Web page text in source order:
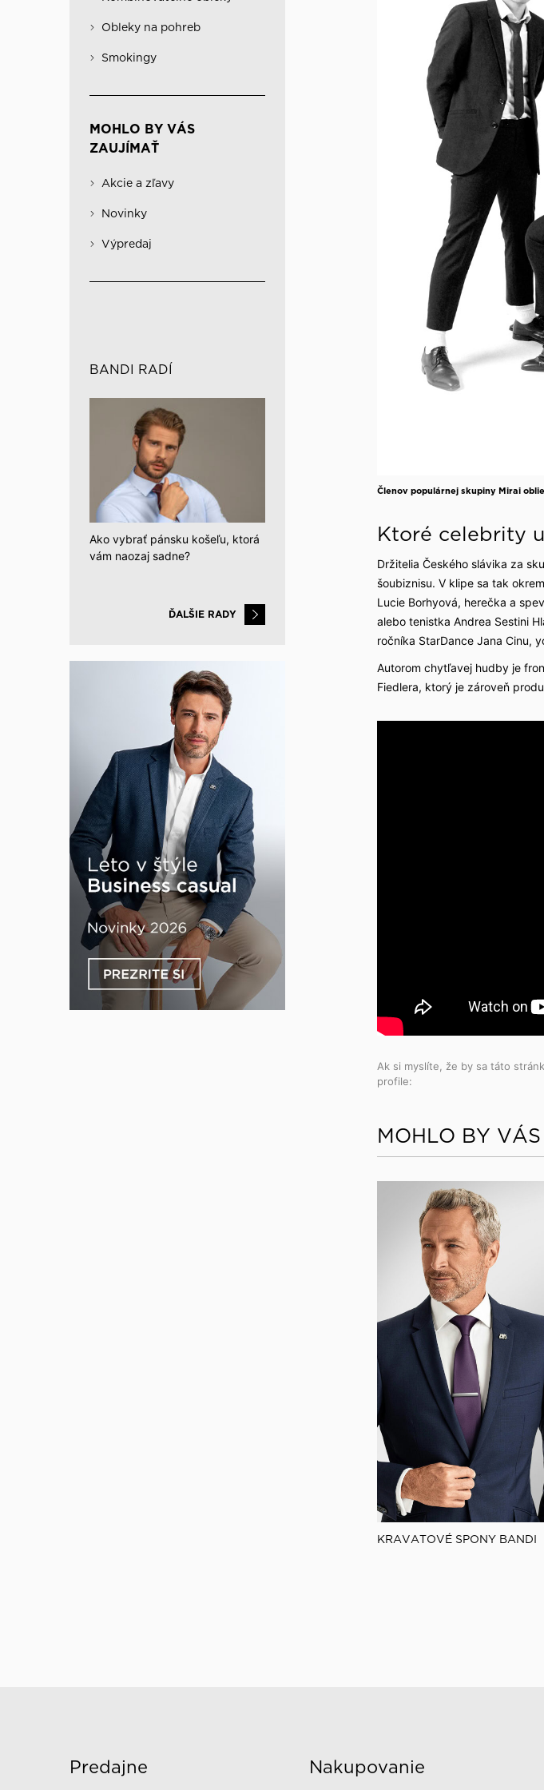
Obleky na pohreb
Smokingy
MOHLO BY VÁS
ZAUJÍMAŤ
Akcie a zľavy
Novinky
Výpredaj
BANDI RADÍ
Ako vybrať pánsku košeľu, ktorá
vám naozaj sadne?
ĎALŠIE RADY
Členov populárnej skupiny Mirai
Ktoré celebrity
Držitelia Českého slávika za
šoubiznisu. V klipe sa tak
Lucie Borhyová, herečka a
alebo tenistka Andrea Sestini
ročníka StarDance Jana Cinu,
Autorom chytľavej hudby je
Fiedlera, ktorý je zároveň
Ak si myslíte, že by sa táto
profile:
MOHLO BY
KRAVATOVÉ SPONY BANDI
Predajne Nakupovanie